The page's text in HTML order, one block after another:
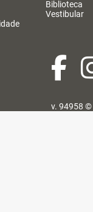
Biblioteca
Vestibular
v. 94958 ©